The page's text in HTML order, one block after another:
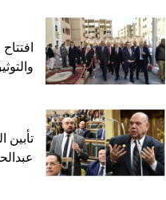
تأبين